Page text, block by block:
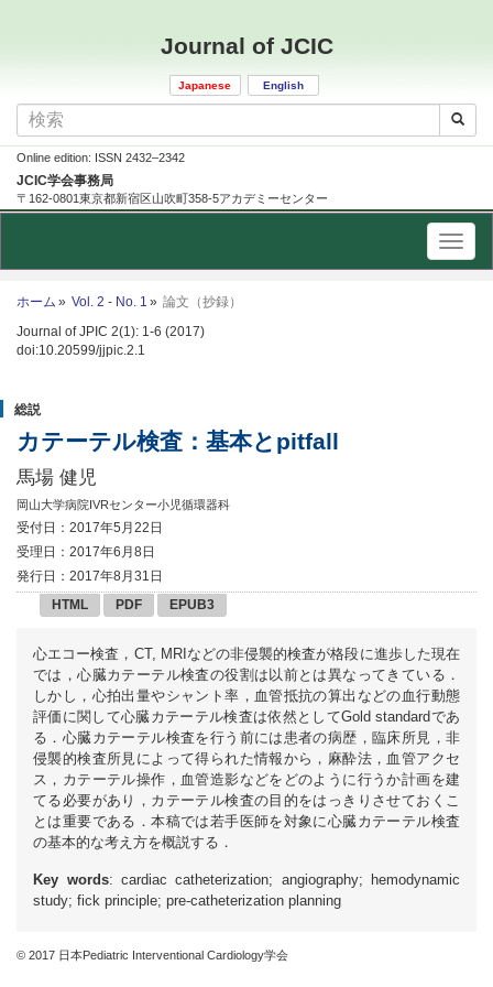
Journal of JCIC
Japanese English
Online edition: ISSN 2432–2342
JCIC学会事務局
〒162-0801東京都新宿区山吹町358-5アカデミーセンター
ホーム Vol. 2 - No. 1
論文（抄録）
Journal of JPIC 2(1): 1-6 (2017)
doi:10.20599/jjpic.2.1
総説
カテーテル検査：基本とpitfall
馬場 健児
岡山大学病院IVRセンター小児循環器科
受付日：2017年5月22日
受理日：2017年6月8日
発行日：2017年8月31日
HTML
PDF EPUB3
心エコー検査，CT, MRIなどの非侵襲的検査が格段に進歩した現在
では，心臓カテーテル検査の役割は以前とは異なってきている．
しかし，心拍出量やシャント率，血管抵抗の算出などの血行動態
評価に関して心臓カテーテル検査は依然としてGold standardであ
る．心臓カテーテル検査を行う前には患者の病歴，臨床所見，非
侵襲的検査所見によって得られた情報から，麻酔法，血管アクセ
ス，カテーテル操作，血管造影などをどのように行うか計画を建
てる必要があり，カテーテル検査の目的をはっきりさせておくこ
とは重要である．本稿では若手医師を対象に心臓カテーテル検査
の基本的な考え方を概説する．
Key words: cardiac catheterization; angiography; hemodynamic
study; fick principle; pre-catheterization planning
© 2017 日本Pediatric Interventional Cardiology学会